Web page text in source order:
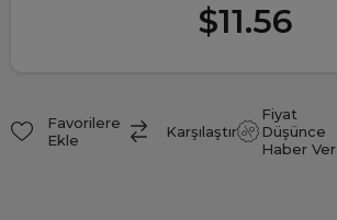
$11.56
Favorilere
Ekle
Karşılaştır
Fiyat
Düşünce
Haber Ver